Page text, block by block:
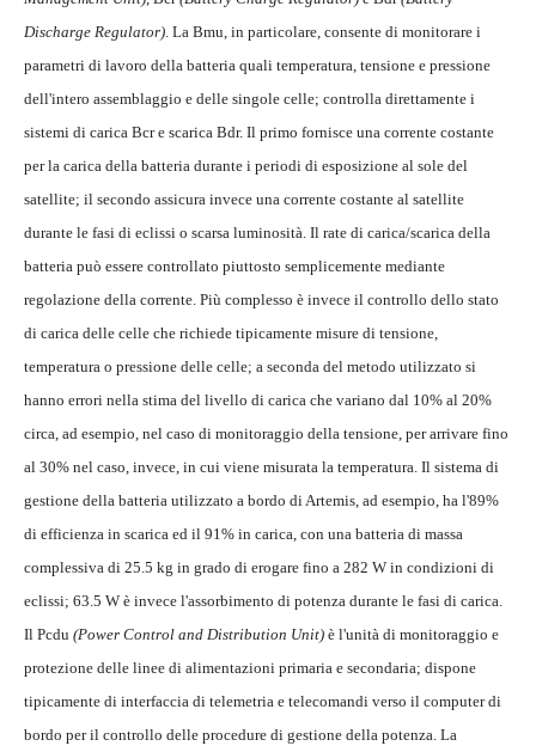
Discharge Regulator). La Bmu, in particolare, consente di monitorare i
parametri di lavoro della batteria quali temperatura, tensione e pressione
dell'intero assemblaggio e delle singole celle; controlla direttamente i
sistemi di carica Bcr e scarica Bdr. Il primo fornisce una corrente costante
per la carica della batteria durante i periodi di esposizione al sole del
satellite; il secondo assicura invece una corrente costante al satellite
durante le fasi di eclissi o scarsa luminosità. Il rate di carica/scarica della
batteria può essere controllato piuttosto semplicemente mediante
regolazione della corrente. Più complesso è invece il controllo dello stato
di carica delle celle che richiede tipicamente misure di tensione,
temperatura o pressione delle celle; a seconda del metodo utilizzato si
hanno errori nella stima del livello di carica che variano dal 10% al 20%
circa, ad esempio, nel caso di monitoraggio della tensione, per arrivare fino
al 30% nel caso, invece, in cui viene misurata la temperatura. Il sistema di
gestione della batteria utilizzato a bordo di Artemis, ad esempio, ha l'89%
di efficienza in scarica ed il 91% in carica, con una batteria di massa
complessiva di 25.5 kg in grado di erogare fino a 282 W in condizioni di
eclissi; 63.5 W è invece l'assorbimento di potenza durante le fasi di carica.
Il Pcdu (Power Control and Distribution Unit) è l'unità di monitoraggio e
protezione delle linee di alimentazioni primaria e secondaria; dispone
tipicamente di interfaccia di telemetria e telecomandi verso il computer di
bordo per il controllo delle procedure di gestione della potenza. La